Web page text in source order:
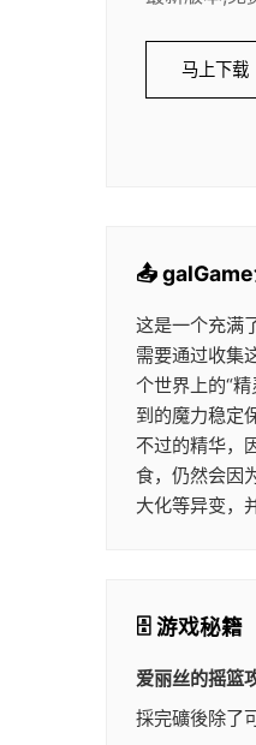
马上下载
📤
这是一个充满
需要通过收集
个世界上的“
到的魔力稳定
不过的精华，
食，仍然会因
大化等异变，
🗄️ 游戏秘籍
爱丽丝的摇篮
採完礦後除了